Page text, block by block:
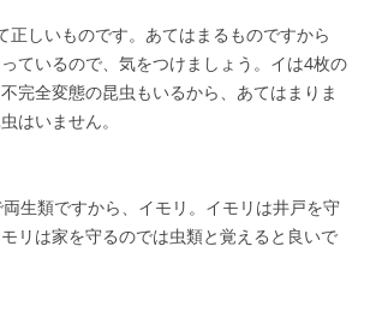
正しいものです。あてはまるものですから
ているので、気をつけましょう。イは4枚の
完全変態の昆虫もいるから、あてはまりま
はいません。
両生類ですから、イモリ。イモリは井戸を守
リは家を守るのでは虫類と覚えると良いで